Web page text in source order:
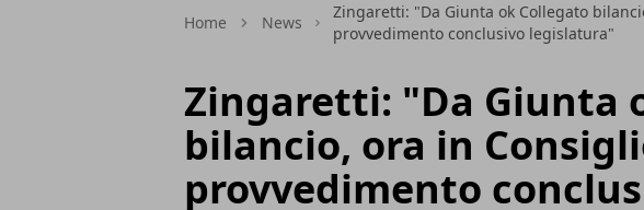
Home News
Zingaretti: "Da Giunta ok Collegato
provvedimento conclusivo legislatura"
Zingaretti: "Da Giunta
bilancio, ora in
provvedimento